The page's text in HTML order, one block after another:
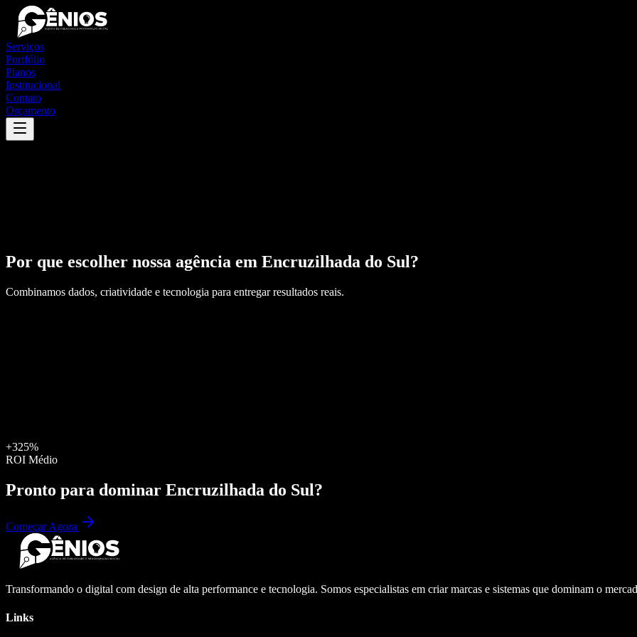
Serviços
Portfólio
Planos
Institucional
Contato
Orçamento
Por que escolher nossa agência em Encruzilhada do Sul?
Combinamos dados, criatividade e tecnologia para entregar resultados reais.
+325%
ROI Médio
Pronto para dominar Encruzilhada do Sul?
Começar Agora
Transformando o digital com design de alta performance e tecnologia. Somos especialistas em criar marcas e sistemas que dominam o
Links